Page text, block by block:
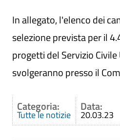
In allegato, l'elenco dei
selezione prevista per il
progetti del Servizio
svolgeranno presso il
Categoria:
Tutte le notizie
Data:
20.03.23